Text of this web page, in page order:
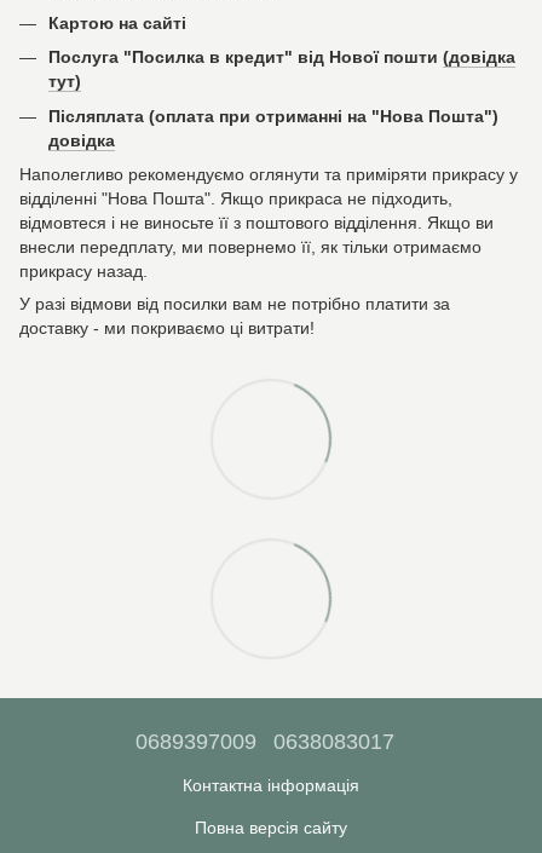
Картою на сайті
Послуга "Посилка в кредит" від Нової пошти (довідка
тут)
Післяплата (оплата при отриманні на "Нова Пошта")
довідка
Наполегливо рекомендуємо оглянути та приміряти прикрасу у
відділенні "Нова Пошта". Якщо прикраса не підходить,
відмовтеся і не виносьте її з поштового відділення. Якщо ви
внесли передплату, ми повернемо її, як тільки отримаємо
прикрасу назад.
У разі відмови від посилки вам не потрібно платити за
доставку - ми покриваємо ці витрати!
0689397009 0638083017
Контактна інформація
Повна версія сайту